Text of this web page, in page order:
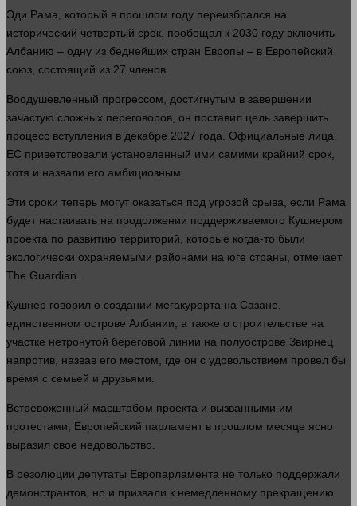
Эди Рама, который в прошлом году переизбрался на
исторический четвертый срок, пообещал к 2030 году включить
Албанию – одну из беднейших стран Европы – в Европейский
союз, состоящий из 27 членов.
Воодушевленный прогрессом, достигнутым в завершении
зачастую сложных переговоров, он поставил цель завершить
процесс вступления в декабре 2027 года . Официальные лица
ЕС приветствовали установленный ими самими крайний срок,
хотя и назвали его амбициозным.
Эти сроки теперь могут оказаться под угрозой срыва, если Рама
будет настаивать на продолжении поддерживаемого Кушнером
проекта по развитию территорий, которые когда-то были
экологически охраняемыми районами на юге страны , отмечает
The Guardian.
Кушнер говорил о создании мегакурорта на Сазане,
единственном острове Албании, а также о строительстве на
участке нетронутой береговой линии на полуострове Звирнец
напротив, назвав его местом, где он с удовольствием провел бы
время с семьей и друзьями.
Встревоженный масштабом проекта и вызванными им
протестами, Европейский парламент в прошлом месяце ясно
выразил свое недовольство.
В резолюции депутаты Европарламента не только поддержали
демонстрантов, но и призвали к немедленному прекращению